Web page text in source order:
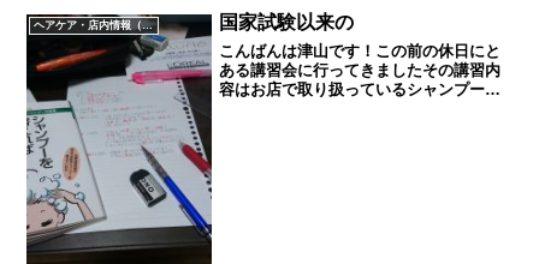
ヘアケア・店内情報（キャンペーン以外）など 国家試験以来の
こんばんは津山です！この前の休日にと
ある講習会に行ってきましたその講習内
容はお店で取り扱っているシャンプー